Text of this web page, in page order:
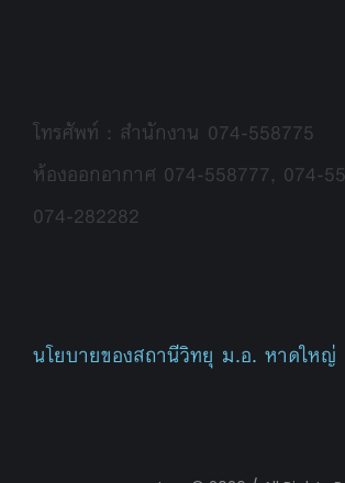
โทรศัพท์ : สำนักงาน 074-558775
ห้องออกอากาศ 074-558777, 074-
074-282282
นโยบายของสถานีวิทยุ ม.อ. หาดใหญ่